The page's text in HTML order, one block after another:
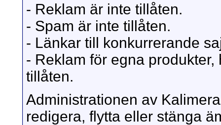
- Reklam är inte tillåten.
- Spam är inte tillåten.
- Länkar till konkurrerande
- Reklam för egna
tillåten.
Administrationen av
redigera, flytta eller stänga